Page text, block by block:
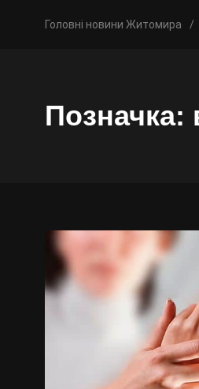
Головні новини Житомира /
Позначка: